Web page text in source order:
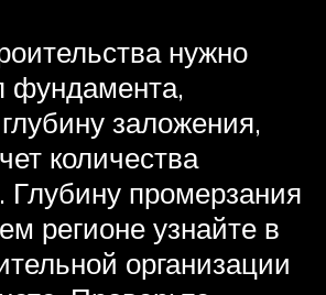
нужно
фундамента,
заложения,
количества
Глубину промерзания
регионе узнайте в
организации